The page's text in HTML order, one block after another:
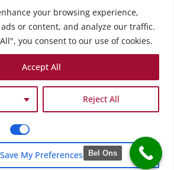
your browsing experience,
or content, and analyze our traffic.
you consent to our use of cookies.
Reject All
Accept All
Save My Preferences
Schilder – Stucwerk –
B.V. | 2024Bel Ons